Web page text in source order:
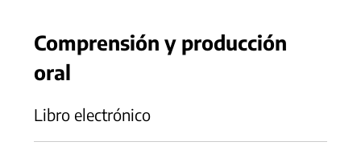
Comprensión y producción
oral
Libro electrónico